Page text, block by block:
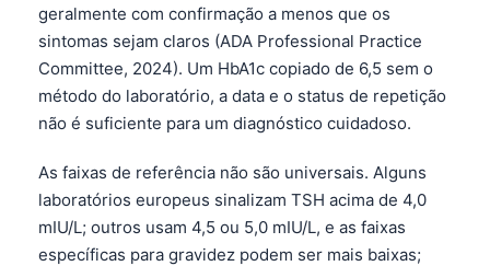
geralmente com confirmação a menos que os
sintomas sejam claros (ADA Professional Practice
Committee, 2024). Um HbA1c copiado de 6,5 sem o
método do laboratório, a data e o status de repetição
não é suficiente para um diagnóstico cuidadoso.
As faixas de referência não são universais. Alguns
laboratórios europeus sinalizam TSH acima de 4,0
mIU/L; outros usam 4,5 ou 5,0 mIU/L, e as faixas
específicas para gravidez podem ser mais baixas;
বাংলা
اردو
मराठी
తెలుగు
தமிழ்
ગુજરાતી